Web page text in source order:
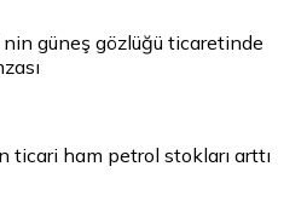
güneş gözlüğü ticaretinde
ticari ham petrol stokları arttı